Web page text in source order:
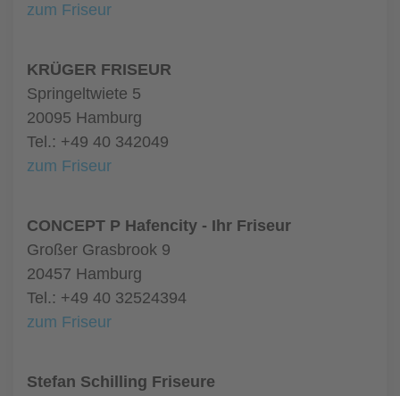
zum Friseur
KRÜGER FRISEUR
Springeltwiete 5
20095 Hamburg
Tel.: +49 40 342049
zum Friseur
CONCEPT P Hafencity - Ihr Friseur
Großer Grasbrook 9
20457 Hamburg
Tel.: +49 40 32524394
zum Friseur
Stefan Schilling Friseure